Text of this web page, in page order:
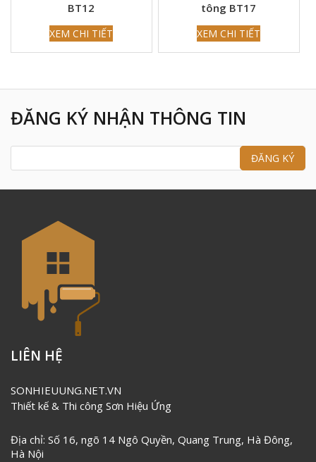
BT12
XEM CHI TIẾT
tông BT17
XEM CHI TIẾT
ĐĂNG KÝ NHẬN THÔNG TIN
LIÊN HỆ
SONHIEUUNG.NET.VN
Thiết kế & Thi công Sơn Hiệu Ứng
Địa chỉ: Số 16, ngõ 14 Ngô Quyền, Quang Trung, Hà Đông,
Hà Nội